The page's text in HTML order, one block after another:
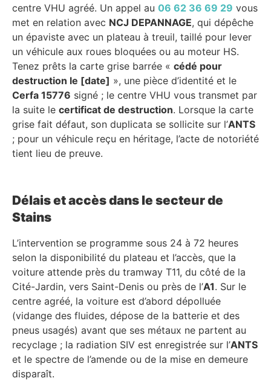
centre VHU agréé. Un appel au 06 62 36 69 29 vous
met en relation avec NCJ DEPANNAGE, qui dépêche
un épaviste avec un plateau à treuil, taillé pour lever
un véhicule aux roues bloquées ou au moteur HS.
Tenez prêts la carte grise barrée « cédé pour
destruction le [date] », une pièce d’identité et le
Cerfa 15776 signé ; le centre VHU vous transmet par
la suite le certificat de destruction. Lorsque la carte
grise fait défaut, son duplicata se sollicite sur l’ANTS
; pour un véhicule reçu en héritage, l’acte de notoriété
tient lieu de preuve.
Délais et accès dans le secteur de
Stains
L’intervention se programme sous 24 à 72 heures
selon la disponibilité du plateau et l’accès, que la
voiture attende près du tramway T11, du côté de la
Cité-Jardin, vers Saint-Denis ou près de l’A1. Sur le
centre agréé, la voiture est d’abord dépolluée
(vidange des fluides, dépose de la batterie et des
pneus usagés) avant que ses métaux ne partent au
recyclage ; la radiation SIV est enregistrée sur l’ANTS
et le spectre de l’amende ou de la mise en demeure
disparaît.